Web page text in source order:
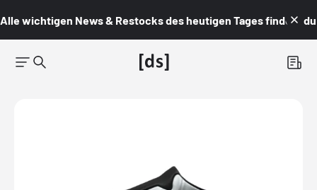
Alle wichtigen News & Restocks des heutigen Tages findest du